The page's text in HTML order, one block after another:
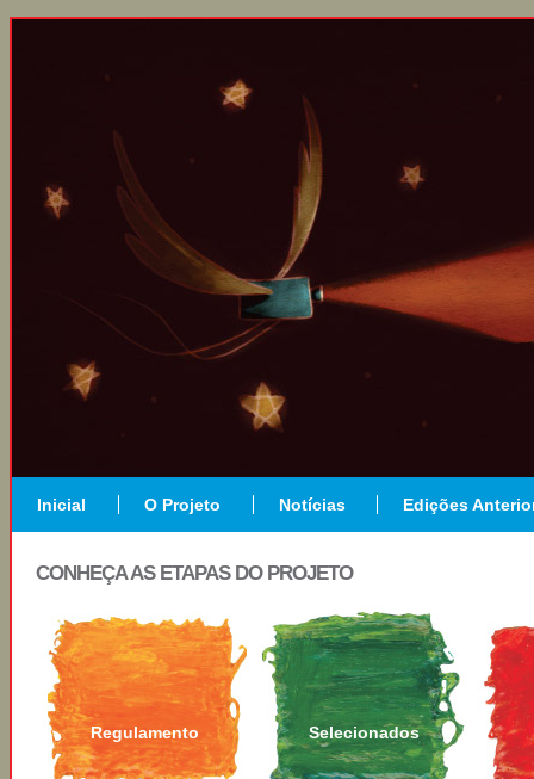
Inicial O Projeto Notícias Edições
CONHEÇA AS ETAPAS DO PROJETO
Regulamento Selecionados